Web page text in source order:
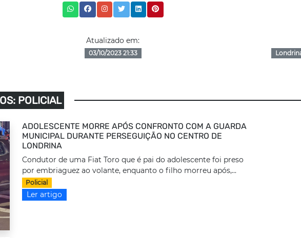
Atualizado em:
03/10/2023 21:33
POLICIAL
ADOLESCENTE MORRE APÓS CONFRONTO COM A GUARDA
MUNICIPAL DURANTE PERSEGUIÇÃO NO CENTRO DE
LONDRINA
Condutor de uma Fiat Toro que é pai do adolescente foi preso
por embriaguez ao volante, enquanto o filho morreu após,...
Policial
Ler artigo